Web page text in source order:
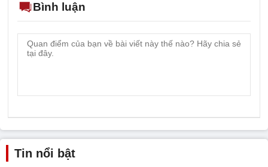
Bình luận
Tin nổi bật